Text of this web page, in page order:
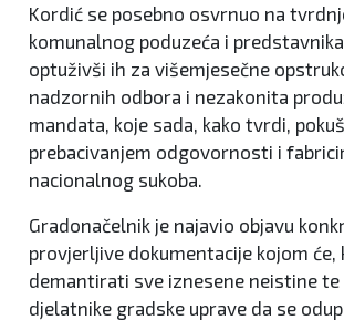
Kordić se posebno osvrnuo na
komunalnog poduzeća i predstavnika
optuživši ih za višemjesečne
nadzornih odbora i nezakonita
mandata, koje sada, kako tvrdi,
prebacivanjem odgovornosti i
nacionalnog sukoba.
Gradonačelnik je najavio objavu
provjerljive dokumentacije kojom će,
demantirati sve iznesene neistine te
djelatnike gradske uprave da se